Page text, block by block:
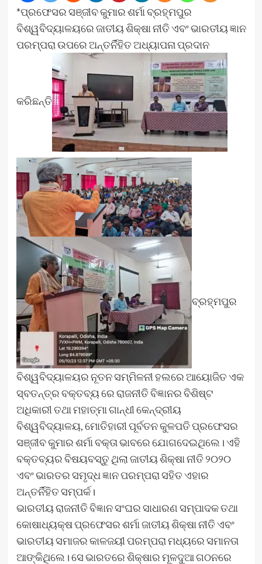
*ପ୍ରଫେସର ସଞ୍ଜୀବ କୁମାର ଶର୍ମା ବ୍ରହ୍ମପୁର
ବିଶ୍ୱବିଦ୍ୟାଳୟରେ ଜାତୀୟ ଶିକ୍ଷା ନୀତି ଏବଂ ଭାରତୀୟ ଜ୍ଞାନ
ପରମ୍ପରା ଉପରେ ଅନ୍ତର୍ନିହିତ ଅଧ୍ୟାପନା ପ୍ରଦାନ
କରିଛନ୍ତି
ବ୍ରହ୍ମପୁର
ବିଶ୍ୱବିଦ୍ୟାଳୟର ନୂତନ ସମ୍ମିଳନୀ ହଲରେ ଆୟୋଜିତ ଏକ
ସ୍ବତନ୍ତ୍ର ବକ୍ତବ୍ୟ ରେ ରାଜନୀତି ବିଜ୍ଞାନର ବିଶିଷ୍ଟ
ଅଧିକାରୀ ତଥା ମହାତ୍ମା ଗାନ୍ଧୀ କେନ୍ଦ୍ରୀୟ
ବିଶ୍ୱବିଦ୍ୟାଳୟ, ମୋତିହାରୀ ପୂର୍ବତନ କୁଳପତି ପ୍ରଫେସର
ସଞ୍ଜୀବ କୁମାର ଶର୍ମା ବକ୍ତା ଭାବରେ ଯୋଗଦେଇଥିଲେ। ଏହି
ବକ୍ତବ୍ୟର ବିଷୟବସ୍ତୁ ଥିଲା ଜାତୀୟ ଶିକ୍ଷା ନୀତି ୨୦୨୦
ଏବଂ ଭାରତର ସମୃଦ୍ଧ ଜ୍ଞାନ ପରମ୍ପରା ସହିତ ଏହାର
ଅନ୍ତର୍ନିହିତ ସମ୍ପର୍କ।
ଭାରତୀୟ ରାଜନୀତି ବିଜ୍ଞାନ ସଂଘର ସାଧାରଣ ସମ୍ପାଦକ ତଥା
କୋଷାଧ୍ୟକ୍ଷ ପ୍ରଫେସର ଶର୍ମା ଜାତୀୟ ଶିକ୍ଷା ନୀତି ଏବଂ
ଭାରତୀୟ ସମାଜର କାଳଜୟୀ ପରମ୍ପରା ମଧ୍ୟରେ ସମାନତା
ଆଙ୍କିଥିଲେ। ସେ ଭାରତରେ ଶିକ୍ଷାର ମୂଳଦୁଆ ଗଠନରେ